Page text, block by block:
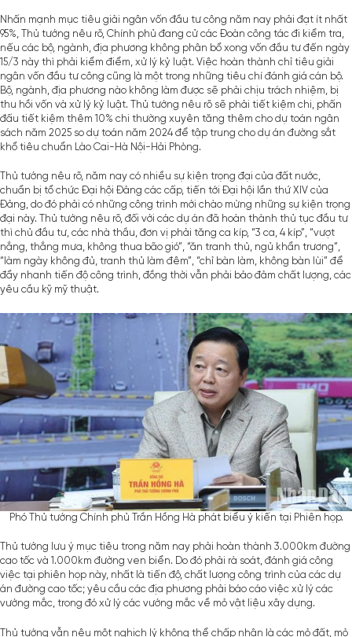
Nhấn mạnh mục tiêu giải ngân vốn đầu tư công năm nay phải đạt ít nhất
95%, Thủ tướng nêu rõ, Chính phủ đang cử các Đoàn công tác đi kiểm tra,
nếu các bộ, ngành, địa phương không phân bổ xong vốn đầu tư đến ngày
15/3 này thì phải kiểm điểm, xử lý kỷ luật. Việc hoàn thành chỉ tiêu giải
ngân vốn đầu tư công cũng là một trong những tiêu chí đánh giá cán bộ.
Bộ, ngành, địa phương nào không làm được sẽ phải chịu trách nhiệm, bị
thu hồi vốn và xử lý kỷ luật. Thủ tướng nêu rõ sẽ phải tiết kiệm chi, phấn
đấu tiết kiệm thêm 10% chi thường xuyên tăng thêm cho dự toán ngân
sách năm 2025 so dự toán năm 2024 để tập trung cho dự án đường sắt
khổ tiêu chuẩn Lào Cai-Hà Nội-Hải Phòng.
Thủ tướng nêu rõ, năm nay có nhiều sự kiện trọng đại của đất nước,
chuẩn bị tổ chức Đại hội Đảng các cấp, tiến tới Đại hội lần thứ XIV của
Đảng, do đó phải có những công trình mới chào mừng những sự kiện trọng
đại này. Thủ tướng nêu rõ, đối với các dự án đã hoàn thành thủ tục đầu tư
thì chủ đầu tư, các nhà thầu, đơn vị phải tăng ca kíp, “3 ca, 4 kíp”, “vượt
nắng, thắng mưa, không thua bão gió”, “ăn tranh thủ, ngủ khẩn trương”,
“làm ngày không đủ, tranh thủ làm đêm”, “chỉ bàn làm, không bàn lùi” để
đẩy nhanh tiến độ công trình, đồng thời vẫn phải bảo đảm chất lượng, các
yêu cầu kỹ mỹ thuật.
Phó Thủ tướng Chính phủ Trần Hồng Hà phát biểu ý kiến tại Phiên họp.
Thủ tướng lưu ý mục tiêu trong năm nay phải hoàn thành 3.000km đường
cao tốc và 1.000km đường ven biển. Do đó phải rà soát, đánh giá công
việc tại phiên họp này, nhất là tiến độ, chất lượng công trình của các dự
án đường cao tốc; yêu cầu các địa phương phải báo cáo việc xử lý các
vướng mắc, trong đó xử lý các vướng mắc về mỏ vật liệu xây dựng.
Thủ tướng vẫn nêu một nghịch lý không thể chấp nhận là các mỏ đất, mỏ